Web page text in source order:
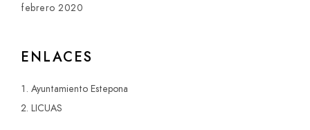
febrero 2020
ENLACES
Ayuntamiento Estepona
LICUAS